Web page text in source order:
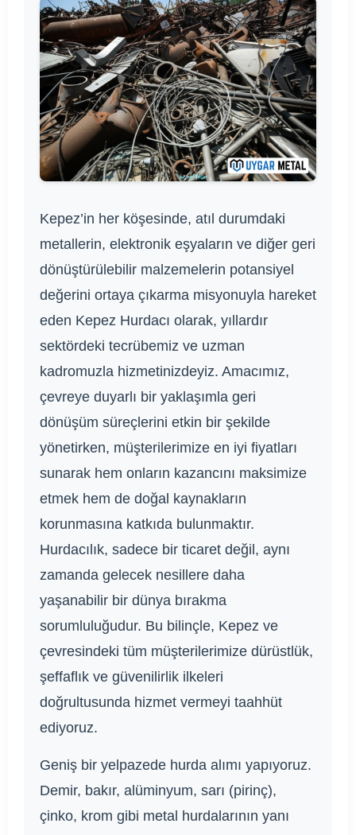
Kepez’in her köşesinde, atıl durumdaki
metallerin, elektronik eşyaların ve diğer geri
dönüştürülebilir malzemelerin potansiyel
değerini ortaya çıkarma misyonuyla hareket
eden Kepez Hurdacı olarak, yıllardır
sektördeki tecrübemiz ve uzman
kadromuzla hizmetinizdeyiz. Amacımız,
çevreye duyarlı bir yaklaşımla geri
dönüşüm süreçlerini etkin bir şekilde
yönetirken, müşterilerimize en iyi fiyatları
sunarak hem onların kazancını maksimize
etmek hem de doğal kaynakların
korunmasına katkıda bulunmaktır.
Hurdacılık, sadece bir ticaret değil, aynı
zamanda gelecek nesillere daha
yaşanabilir bir dünya bırakma
sorumluluğudur. Bu bilinçle, Kepez ve
çevresindeki tüm müşterilerimize dürüstlük,
şeffaflık ve güvenilirlik ilkeleri
doğrultusunda hizmet vermeyi taahhüt
ediyoruz.
Geniş bir yelpazede hurda alımı yapıyoruz.
Demir, bakır, alüminyum, sarı (pirinç),
çinko, krom gibi metal hurdalarının yanı